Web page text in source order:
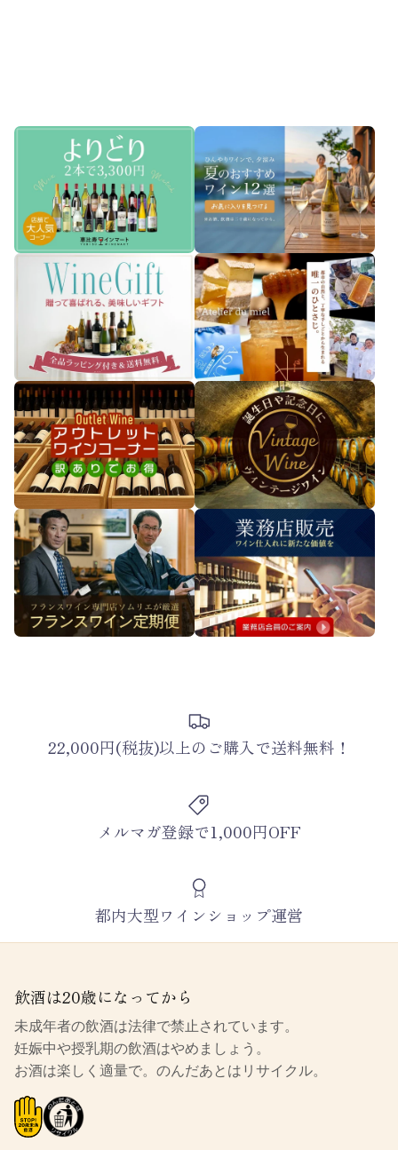
22,000円(税抜)以上のご購入で送料無料！
メルマガ登録で1,000円OFF
都内大型ワインショップ運営
飲酒は20歳になってから
未成年者の飲酒は法律で禁止されています。
妊娠中や授乳期の飲酒はやめましょう。
お酒は楽しく適量で。のんだあとはリサイクル。